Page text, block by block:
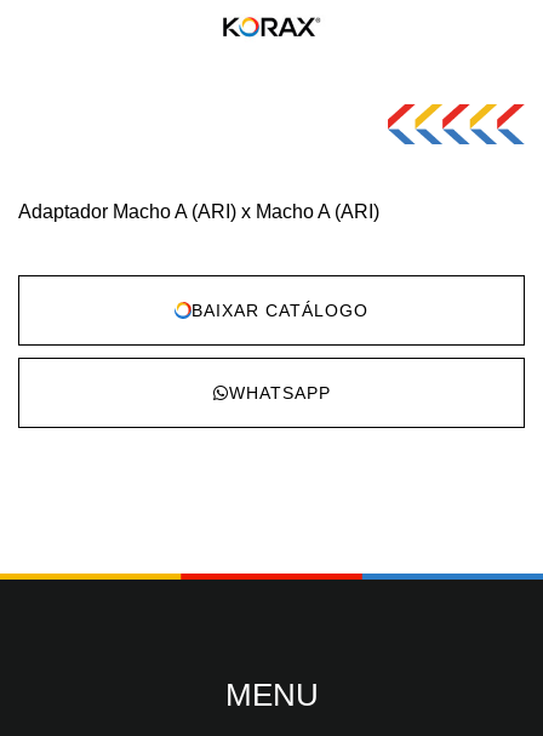
Adaptador Macho A (ARI) x Macho A (ARI)
BAIXAR CATÁLOGO
WHATSAPP
MENU